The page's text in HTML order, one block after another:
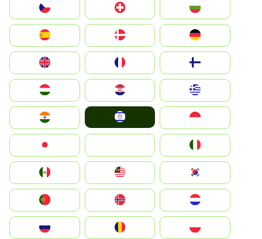
България
Switzerland
Czechia
Deutschland
Denmark
United Kingdom
Hrvatska
Magyarország
Indonesia
South Korea
Nederland
Portugal
România